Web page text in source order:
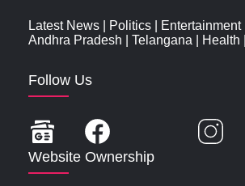
Latest News Politics Entertainment|
Andhra Pradesh
Telangana Health
Follow Us
Website Ownership